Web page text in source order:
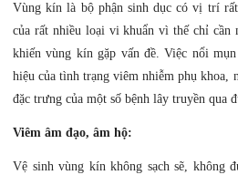
Vùng kín là bộ phận sinh dục có vị trí
của rất nhiều loại vi khuẩn vì thế chỉ cần
khiến vùng kín gặp vấn đề. Việc nổi
hiệu của tình trạng viêm nhiễm phụ khoa,
đặc trưng của một số bệnh lây truyền qua
Viêm âm đạo, âm hộ:
Vệ sinh vùng kín không sạch sẽ, không